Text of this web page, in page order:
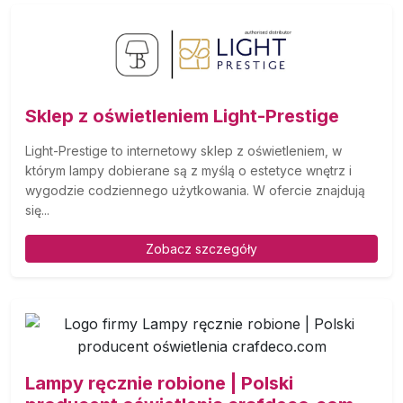
Sklep z oświetleniem Light-Prestige
Light-Prestige to internetowy sklep z oświetleniem, w
którym lampy dobierane są z myślą o estetyce wnętrz i
wygodzie codziennego użytkowania. W ofercie znajdują
się...
Zobacz szczegóły
Lampy ręcznie robione | Polski